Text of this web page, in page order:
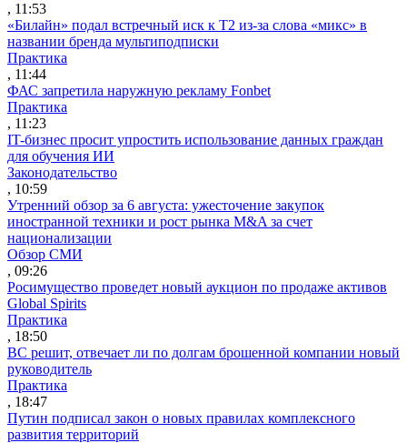
, 11:53
«Билайн» подал встречный иск к Т2 из-за слова «микс» в
названии бренда мультиподписки
Практика
, 11:44
ФАС запретила наружную рекламу Fonbet
Практика
, 11:23
IT-бизнес просит упростить использование данных граждан
для обучения ИИ
Законодательство
, 10:59
Утренний обзор за 6 августа: ужесточение закупок
иностранной техники и рост рынка M&A за счет
национализации
Обзор СМИ
, 09:26
Росимущество проведет новый аукцион по продаже активов
Global Spirits
Практика
, 18:50
ВС решит, отвечает ли по долгам брошенной компании новый
руководитель
Практика
, 18:47
Путин подписал закон о новых правилах комплексного
развития территорий